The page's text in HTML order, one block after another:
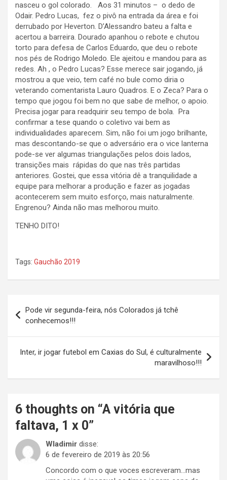
nasceu o gol colorado. Aos 31 minutos – o dedo de
Odair. Pedro Lucas, fez o pivô na entrada da área e foi
derrubado por Heverton. D’Alessandro bateu a falta e
acertou a barreira. Dourado apanhou o rebote e chutou
torto para defesa de Carlos Eduardo, que deu o rebote
nos pés de Rodrigo Moledo. Ele ajeitou e mandou para as
redes. Ah , o Pedro Lucas? Esse merece sair jogando, já
mostrou a que veio, tem café no bule como diria o
veterando comentarista Lauro Quadros. E o Zeca? Para o
tempo que jogou foi bem no que sabe de melhor, o apoio.
Precisa jogar para readquirir seu tempo de bola. Pra
confirmar a tese quando o coletivo vai bem as
individualidades aparecem. Sim, não foi um jogo brilhante,
mas descontando-se que o adversário era o vice lanterna
pode-se ver algumas triangulações pelos dois lados,
transições mais rápidas do que nas três partidas
anteriores. Gostei, que essa vitória dê a tranquilidade a
equipe para melhorar a produção e fazer as jogadas
acontecerem sem muito esforço, mais naturalmente.
Engrenou? Ainda não mas melhorou muito.
TENHO DITO!
Tags: Gauchão 2019
de
Post
Pode vir segunda-feira, nós Colorados já tchê
conhecemos!!!
Inter, ir jogar futebol em Caxias do Sul, é culturalmente
maravilhoso!!!
6 thoughts on “A vitória que
faltava, 1 x 0”
Wladimir disse:
6 de fevereiro de 2019 às 20:56
Concordo com o que voces escreveram…mas